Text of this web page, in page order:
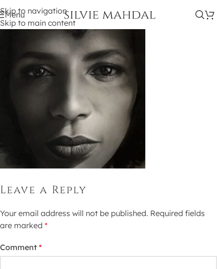
Skip to navigation
Skip to main content
Menu
Leave a Reply
Your email address will not be published. Required fields
are marked *
Comment *